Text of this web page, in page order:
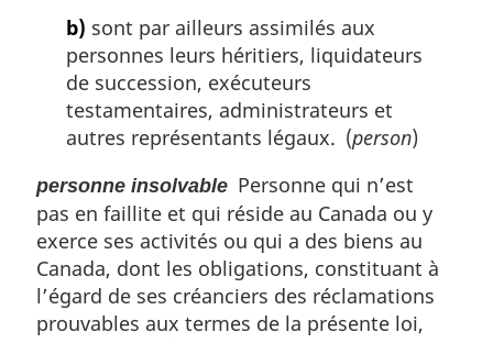
b) sont par ailleurs assimilés aux
personnes leurs héritiers, liquidateurs
de succession, exécuteurs
testamentaires, administrateurs et
autres représentants légaux. (person)
personne insolvable Personne qui n’est
pas en faillite et qui réside au Canada ou y
exerce ses activités ou qui a des biens au
Canada, dont les obligations, constituant à
l’égard de ses créanciers des réclamations
prouvables aux termes de la présente loi,